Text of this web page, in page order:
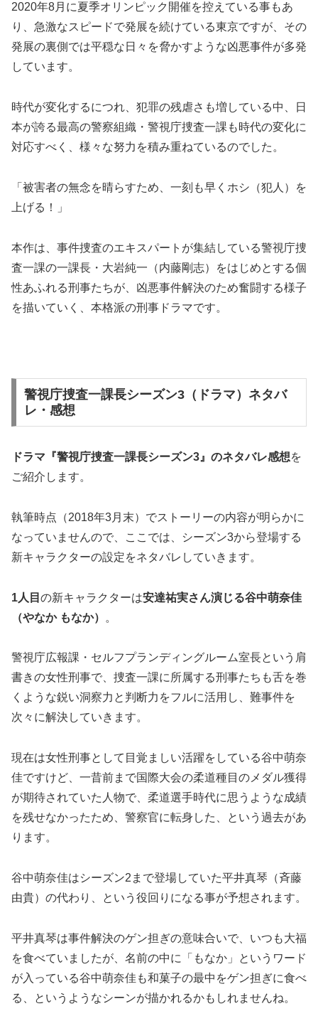
2020年8月に夏季オリンピック開催を控えている事もあ
り、急激なスピードで発展を続けている東京ですが、その
発展の裏側では平穏な日々を脅かすような凶悪事件が多発
しています。
時代が変化するにつれ、犯罪の残虐さも増している中、日
本が誇る最高の警察組織・警視庁捜査一課も時代の変化に
対応すべく、様々な努力を積み重ねているのでした。
「被害者の無念を晴らすため、一刻も早くホシ（犯人）を
上げる！」
本作は、事件捜査のエキスパートが集結している警視庁捜
査一課の一課長・大岩純一（内藤剛志）をはじめとする個
性あふれる刑事たちが、凶悪事件解決のため奮闘する様子
を描いていく、本格派の刑事ドラマです。
警視庁捜査一課長シーズン3（ドラマ）ネタバ
レ・感想
ドラマ『警視庁捜査一課長シーズン3』のネタバレ感想を
ご紹介します。
執筆時点（2018年3月末）でストーリーの内容が明らかに
なっていませんので、ここでは、シーズン3から登場する
新キャラクターの設定をネタバレしていきます。
1人目 の新キャラクターは安達祐実さん演じる谷中萌奈佳
（やなか もなか）
。
警視庁広報課・セルフプランディングルーム室長という肩
書きの女性刑事で、捜査一課に所属する刑事たちも舌を巻
くような鋭い洞察力と判断力をフルに活用し、難事件を
次々に解決していきます。
現在は女性刑事として目覚ましい活躍をしている谷中萌奈
佳ですけど、一昔前まで国際大会の柔道種目のメダル獲得
が期待されていた人物で、柔道選手時代に思うような成績
を残せなかったため、警察官に転身した、という過去があ
ります。
谷中萌奈佳はシーズン2まで登場していた平井真琴（斉藤
由貴）の代わり、という役回りになる事が予想されます。
平井真琴は事件解決のゲン担ぎの意味合いで、いつも大福
を食べていましたが、名前の中に「もなか」というワード
が入っている谷中萌奈佳も和菓子の最中をゲン担ぎに食べ
る、というようなシーンが描かれるかもしれませんね。